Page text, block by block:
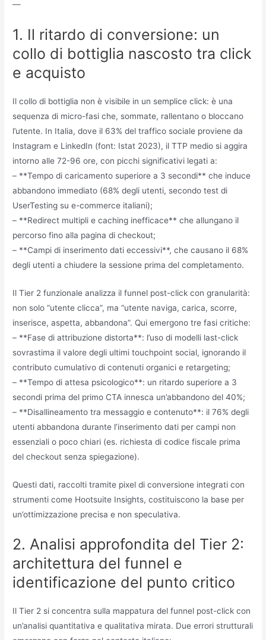
—
1. Il ritardo di conversione: un
collo di bottiglia nascosto tra click
e acquisto
Il collo di bottiglia non è visibile in un semplice click: è una
sequenza di micro-fasi che, sommate, rallentano o bloccano
l’utente. In Italia, dove il 63% del traffico sociale proviene da
Instagram e LinkedIn (font: Istat 2023), il TTP medio si aggira
intorno alle 72-96 ore, con picchi significativi legati a:
– **Tempo di caricamento superiore a 3 secondi** che induce
abbandono immediato (68% degli utenti, secondo test di
UserTesting su e-commerce italiani);
– **Redirect multipli e caching inefficace** che allungano il
percorso fino alla pagina di checkout;
– **Campi di inserimento dati eccessivi**, che causano il 68%
degli utenti a chiudere la sessione prima del completamento.
Il Tier 2 funzionale analizza il funnel post-click con granularità:
non solo “utente clicca”, ma “utente naviga, carica, scorre,
inserisce, aspetta, abbandona”. Qui emergono tre fasi critiche:
– **Fase di attribuzione distorta**: l’uso di modelli last-click
sovrastima il valore degli ultimi touchpoint social, ignorando il
contributo cumulativo di contenuti organici e retargeting;
– **Tempo di attesa psicologico**: un ritardo superiore a 3
secondi prima del primo CTA innesca un’abbandono del 40%;
– **Disallineamento tra messaggio e contenuto**: il 76% degli
utenti abbandona durante l’inserimento dati per campi non
essenziali o poco chiari (es. richiesta di codice fiscale prima
del checkout senza spiegazione).
Questi dati, raccolti tramite pixel di conversione integrati con
strumenti come Hootsuite Insights, costituiscono la base per
un’ottimizzazione precisa e non speculativa.
2. Analisi approfondita del Tier 2:
architettura del funnel e
identificazione del punto critico
Il Tier 2 si concentra sulla mappatura del funnel post-click con
un’analisi quantitativa e qualitativa mirata. Due errori strutturali